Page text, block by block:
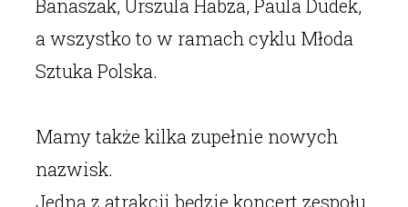
Banaszak, Urszula Habza, Paula Dudek,
a wszystko to w ramach cyklu Młoda
Sztuka Polska.
Mamy także kilka zupełnie nowych
nazwisk.
Jedną z atrakcji będzie koncert zespołu